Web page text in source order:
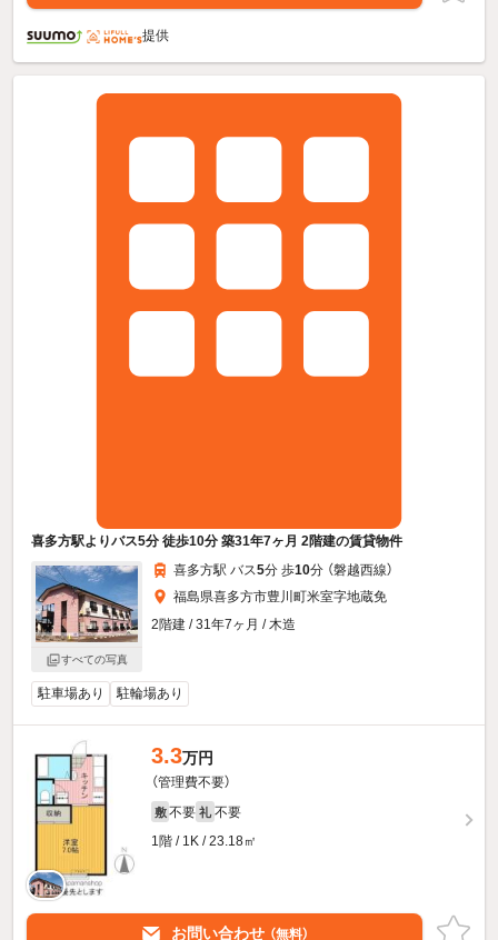
提供
喜多方駅よりバス5分 徒歩10分 築31年7ヶ月 2階建の賃貸物件
すべての写真
喜多方駅 バス5分 歩10分 （磐越西線）
福島県喜多方市豊川町米室字地蔵免
2階建 / 31年7ヶ月 / 木造
駐車場あり 駐輪場あり
3.3万円
（管理費不要）
敷 不要 礼 不要
1階 / 1K / 23.18㎡
お問い合わせ （無料）